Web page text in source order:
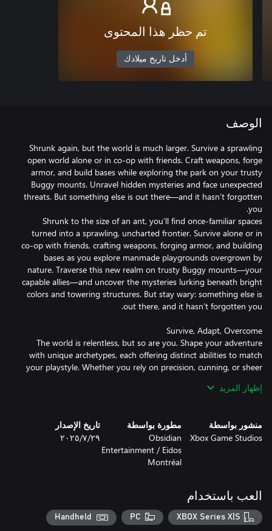
تم حظر هذا المحتوى
أدخل تاريخ ميلادك
الوصف
Shrunk again, but the world is much larger. Survive a sprawling
open world alone or in co-op with friends. Craft weapons, forge
armor, and build bases while exploring the park on your trusty
Buggy mounts. Unravel hidden mysteries and face unexpected
threats. But something else is out there—and it hasn’t forgotten
Shrunk to the size of an ant, you’ll find once-familiar spaces
turned into a sprawling, uncharted frontier. Survive alone or in
co-op with friends, crafting weapons, forging armor, and building
bases as you explore manmade playgrounds overgrown by
nature. Traverse this new realm on trusty Buggy mounts—your
capable allies—and uncover the mysteries lurking beneath bright
colors and towering structures. But stay wary: something else is
The world is relentless, but so are you. Shape your adventure
with unique archetypes, each offering distinct abilities to match
your playstyle. Whether you rely on precision, cunning, or sheer
The perils of the park are daunting alone, but with friends, every
challenge becomes an adventure. Work together to build, fight,
and uncover the secrets buried beneath the grass. Whether
you’re facing danger side by side or continuing your journey in a
They scurry, they fight, and now—they help you survive. Hatch,
raise, and ride your own insect friends - Buggies! Saddle up and
إظهار المزيد
منشور بواسطة
Xbox Game Studios
مطورة بواسطة
Obsidian
Entertainment / Eidos
Montréal
تاريخ الإصدار
٢٩‏/٧‏/٢٠٢٥
العب باستخدام
XBOX Series X|S
PC
Handheld